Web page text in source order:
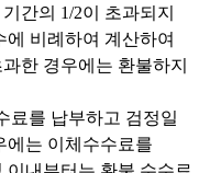
간의 1/2이 초과되지
비례하여 계산하여
한 경우에는 환불하지
료를 납부하고 검정일
에는 이체수수료를